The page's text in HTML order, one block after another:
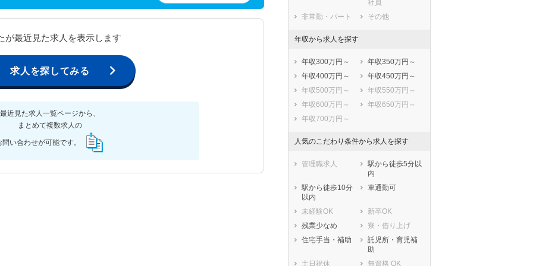
が最近見た求人を表示します
求人を探してみる
最近見た求人一覧ページから、
まとめて複数求人の
問い合わせが可能です。
国立市
福生市
清瀬市
町
西多摩郡檜原村
大島町
利島村
新島村
神津島村
御蔵島村
八丈島八丈町
青ヶ島村
小笠原村
社員
非常勤・パート
その他
年収から求人を探す
年収300万円～
年収350万円～
年収400万円～
年収450万円～
年収500万円～
年収550万円～
年収600万円～
年収650万円～
年収700万円～
人気のこだわり条件から求人を探す
管理職求人
駅から徒歩5分以
内
駅から徒歩10分
以内
車通勤可
未経験OK
新卒OK
残業少なめ
寮・借り上げ
住宅手当・補助
託児所・育児補
助
土日祝休
無資格 OK